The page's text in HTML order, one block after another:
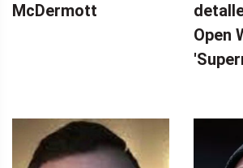
McDermott
Open